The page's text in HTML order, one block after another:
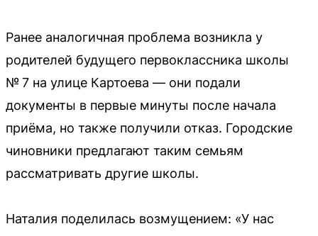
Ранее аналогичная проблема возникла у
родителей будущего первоклассника школы
№ 7 на улице Картоева — они подали
документы в первые минуты после начала
приёма, но также получили отказ. Городские
чиновники предлагают таким семьям
рассматривать другие школы.
Наталия поделилась возмущением: «У нас